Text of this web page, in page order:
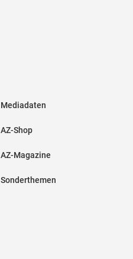
Mediadaten
AZ-Shop
AZ-Magazine
Sonderthemen